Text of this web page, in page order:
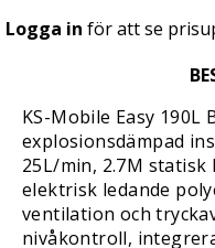
Logga in för att se
KS-Mobile Easy 190L
explosionsdämpad
25L/min, 2.7M statisk
elektrisk ledande
ventilation och
nivåkontroll,